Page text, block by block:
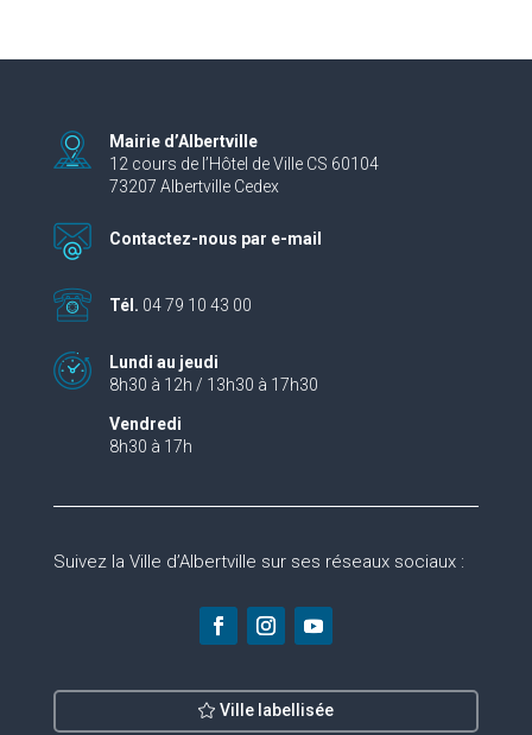
Mairie d’Albertville
12 cours de l’Hôtel de Ville CS 60104
73207 Albertville Cedex
Contactez-nous par e-mail
Tél. 04 79 10 43 00
Lundi au jeudi
8h30 à 12h / 13h30 à 17h30
Vendredi
8h30 à 17h
Suivez la Ville d’Albertville sur ses réseaux sociaux :
Ville labellisée